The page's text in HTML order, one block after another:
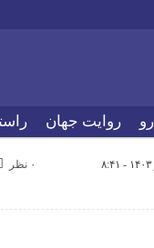
روایت جهان
۰ نظر